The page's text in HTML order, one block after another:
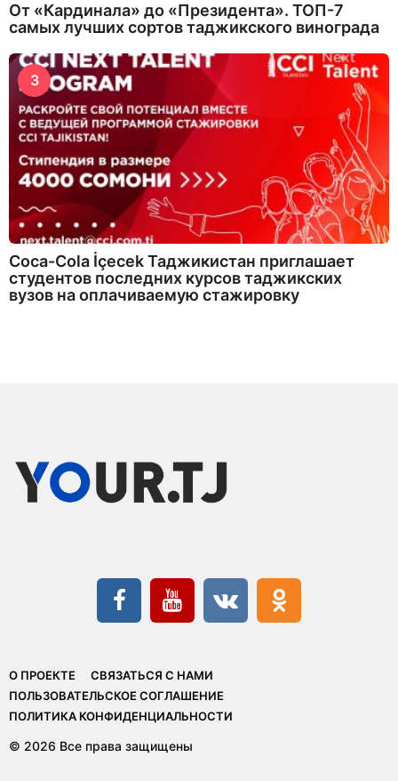
От «Кардинала» до «Президента». ТОП-7
самых лучших сортов таджикского винограда
3
Coca-Cola İçecek Таджикистан приглашает
студентов последних курсов таджикских
вузов на оплачиваемую стажировку
О ПРОЕКТЕ
СВЯЗАТЬСЯ С НАМИ
ПОЛЬЗОВАТЕЛЬСКОЕ СОГЛАШЕНИЕ
ПОЛИТИКА КОНФИДЕНЦИАЛЬНОСТИ
© 2026 Все права защищены